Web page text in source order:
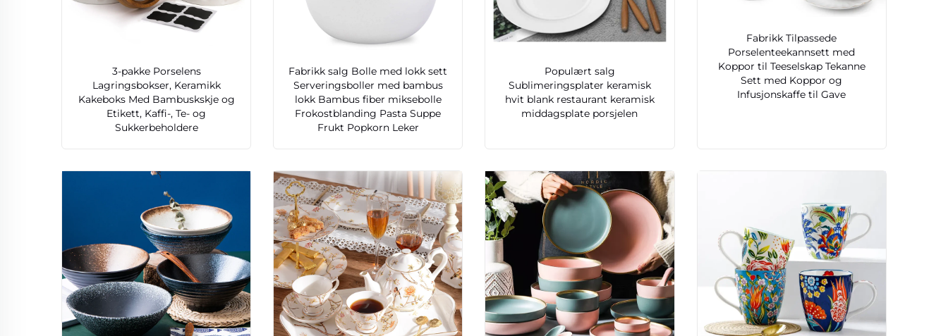
3-pakke Porselens
Lagringsbokser, Keramikk
Kakeboks Med Bambuskskje og
Etikett, Kaffi-, Te- og
Sukkerbeholdere
Fabrikk salg Bolle med lokk sett
Serveringsboller med bambus
lokk Bambus fiber miksebolle
Frokostblanding Pasta Suppe
Frukt Popkorn Leker
Populært salg
Sublimeringsplater keramisk
hvit blank restaurant keramisk
middagsplate porsjelen
Fabrikk Tilpassede
Porselenteekannsett med
Koppor til Teeselskap Tekanne
Sett med Koppor og
Infusjonskaffe til Gave